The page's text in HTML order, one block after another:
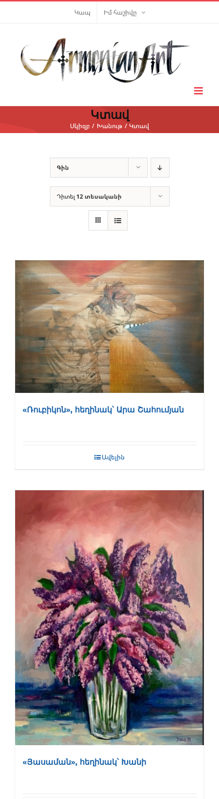
Կապ Իմ հաշիվը
Կտավ
Սկիզբ Խանութ Կտավ
Գին
Դիտել 12 տեսականի
«Ռուբիկոն», հեղինակ՝ Արա Շահումյան
Ավելին
«Յասաման», հեղինակ՝ Խանի